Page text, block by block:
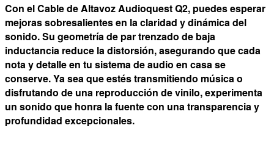
Con el Cable de Altavoz Audioquest Q2, puedes esperar
mejoras sobresalientes en la claridad y dinámicadel
sonido. Su geometría de par trenzado de baja
inductancia reduce la distorsión, asegurando que cada
nota y detalle en tu sistema de audio en casa se
conserve. Ya sea que estés transmitiendo música o
disfrutando de una reproducción de vinilo, experimenta
un sonido que honra la fuentecon una transparencia y
profundidad excepcionales.